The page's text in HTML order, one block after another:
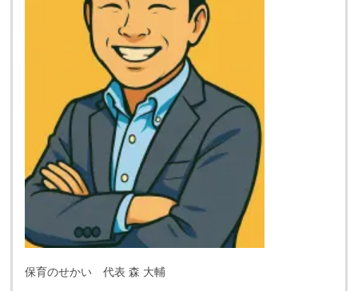
保育のせかい 代表 森 大輔